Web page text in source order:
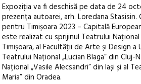
Expoziția va fi deschisă pe data de 24
prezența autoarei, arh. Loredana
pentru Timișoara 2023 – Capitală
este realizat cu sprijinul Teatrului Național
Timișoara, al Facultății de Arte și Design
Teatrului Național „Lucian Blaga” din Cluj-
Național „Vasile Alecsandri” din Iași și al
Maria” din Oradea.